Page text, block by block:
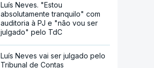
Luís Neves. "Estou
absolutamente tranquilo" com
auditoria à PJ e "não vou ser
julgado" pelo TdC
Luís Neves vai ser julgado pelo
Tribunal de Contas